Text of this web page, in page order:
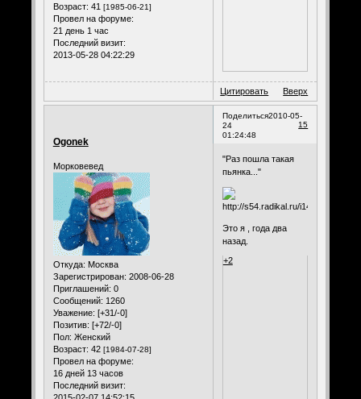
Возраст: 41 [1985-06-21]
Провел на форуме:
21 день 1 час
Последний визит:
2013-05-28 04:22:29
Цитировать Вверх
Поделиться
15
2010-05-
24
01:24:48
Ogonek
Морковевед
Откуда: Москва
Зарегистрирован: 2008-06-28
Приглашений: 0
Сообщений: 1260
Уважение: [+31/-0]
Позитив: [+72/-0]
Пол: Женский
Возраст: 42 [1984-07-28]
Провел на форуме:
16 дней 13 часов
Последний визит:
"Раз пошла такая
пьянка..."
Это я , года два
назад.
+2